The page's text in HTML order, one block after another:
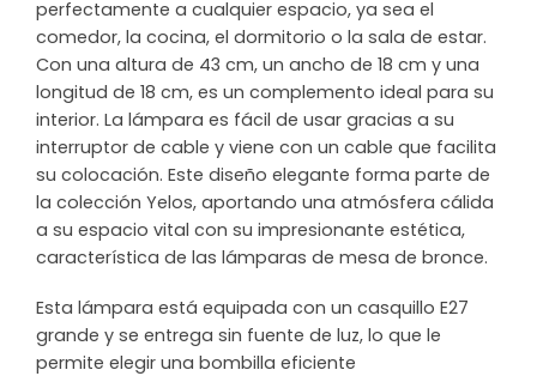
perfectamente a cualquier espacio, ya sea el
comedor, la cocina, el dormitorio o la sala de estar.
Con una altura de 43 cm, un ancho de 18 cm y una
longitud de 18 cm, es un complemento ideal para su
interior. La lámpara es fácil de usar gracias a su
interruptor de cable y viene con un cable que facilita
su colocación. Este diseño elegante forma parte de
la colección Yelos, aportando una atmósfera cálida
a su espacio vital con su impresionante estética,
característica de las lámparas de mesa de bronce.
Esta lámpara está equipada con un casquillo E27
grande y se entrega sin fuente de luz, lo que le
permite elegir una bombilla eficiente